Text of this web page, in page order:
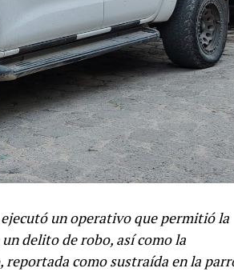
un operativo que permitió la
delito de robo, así como la
reportada como sustraída en la